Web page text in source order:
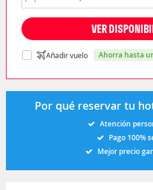
VER
Añadir vuelo ahorra hasta
Por qué reservar tu
Atención
Pago 100%
Mejor precio